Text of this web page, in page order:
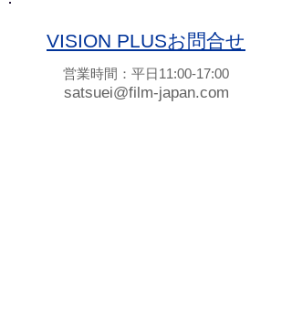
VISION PLUSお問合せ
営業時間：平日11:00-17:00
satsuei@film-japan.com